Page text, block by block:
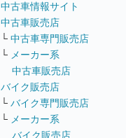
中古車情報サイト
中古車販売店
└ 中古車専門販売店
└ メーカー系
中古車販売店
バイク販売店
└ バイク専門販売店
└ メーカー系
バイク販売店